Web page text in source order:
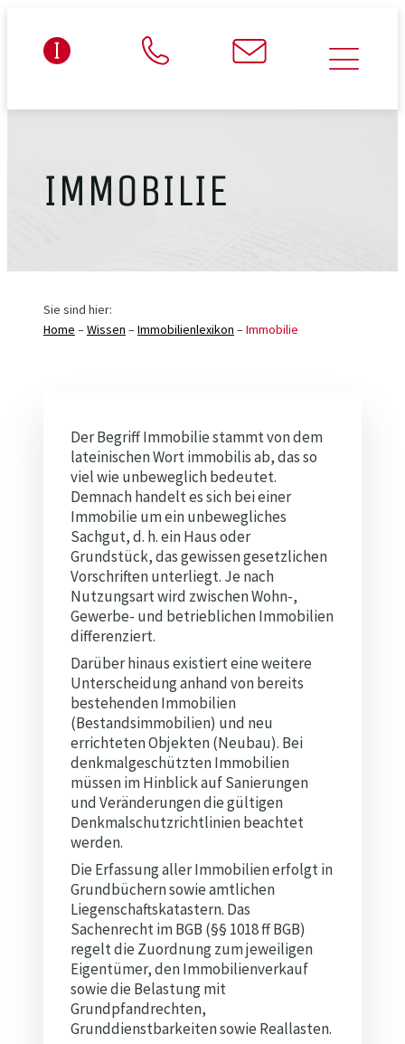
IMMOBILIE
Sie sind hier:
Home –Wissen –Immobilienlexikon –Immobilie
Der Begriff Immobilie stammt von dem
lateinischen Wort immobilis ab, das so
viel wie unbeweglich bedeutet.
Demnach handelt es sich bei einer
Immobilie um ein unbewegliches
Sachgut, d. h. ein Haus oder
Grundstück, das gewissen gesetzlichen
Vorschriften unterliegt. Je nach
Nutzungsart wird zwischen Wohn-,
Gewerbe- und betrieblichen Immobilien
differenziert.
Darüber hinaus existiert eine weitere
Unterscheidung anhand von bereits
bestehenden Immobilien
(Bestandsimmobilien) und neu
errichteten Objekten (Neubau). Bei
denkmalgeschützten Immobilien
müssen im Hinblick auf Sanierungen
und Veränderungen die gültigen
Denkmalschutzrichtlinien beachtet
werden.
Die Erfassung aller Immobilien erfolgt in
Grundbüchern sowie amtlichen
Liegenschaftskatastern. Das
Sachenrecht im BGB (§§ 1018 ff BGB)
regelt die Zuordnung zum jeweiligen
Eigentümer, den Immobilienverkauf
sowie die Belastung mit
Grundpfandrechten,
Grunddienstbarkeiten sowie Reallasten.